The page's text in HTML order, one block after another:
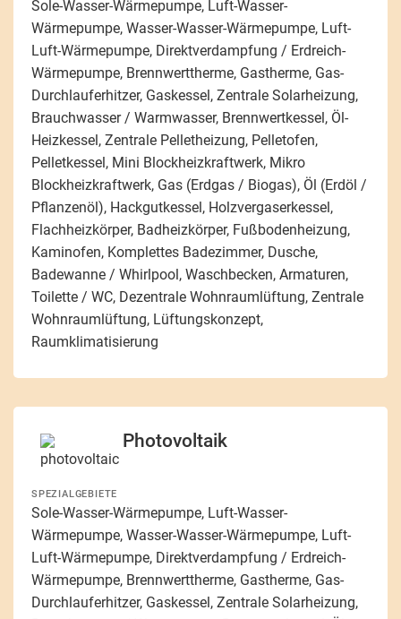
Sole-Wasser-Wärmepumpe, Luft-Wasser-
Wärmepumpe, Wasser-Wasser-Wärmepumpe, Luft-
Luft-Wärmepumpe, Direktverdampfung / Erdreich-
Wärmepumpe, Brennwerttherme, Gastherme, Gas-
Durchlauferhitzer, Gaskessel, Zentrale Solarheizung,
Brauchwasser / Warmwasser, Brennwertkessel, Öl-
Heizkessel, Zentrale Pelletheizung, Pelletofen,
Pelletkessel, Mini Blockheizkraftwerk, Mikro
Blockheizkraftwerk, Gas (Erdgas / Biogas), Öl (Erdöl /
Pflanzenöl), Hackgutkessel, Holzvergaserkessel,
Flachheizkörper, Badheizkörper, Fußbodenheizung,
Kaminofen, Komplettes Badezimmer, Dusche,
Badewanne / Whirlpool, Waschbecken, Armaturen,
Toilette / WC, Dezentrale Wohnraumlüftung, Zentrale
Wohnraumlüftung, Lüftungskonzept,
Raumklimatisierung
Photovoltaik
SPEZIALGEBIETE
Sole-Wasser-Wärmepumpe, Luft-Wasser-
Wärmepumpe, Wasser-Wasser-Wärmepumpe, Luft-
Luft-Wärmepumpe, Direktverdampfung / Erdreich-
Wärmepumpe, Brennwerttherme, Gastherme, Gas-
Durchlauferhitzer, Gaskessel, Zentrale Solarheizung,